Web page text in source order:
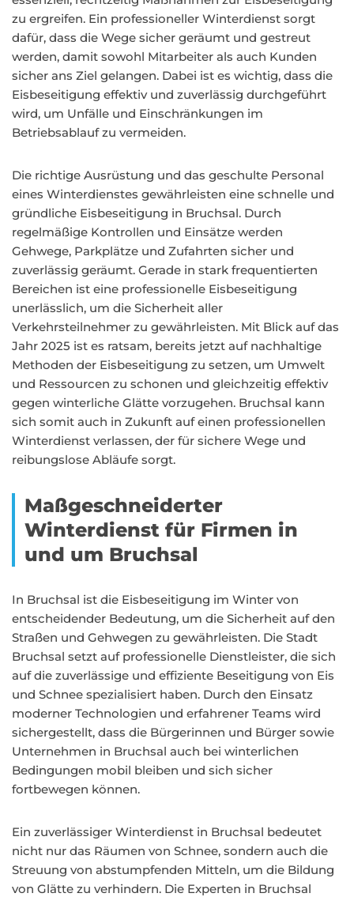
zu ergreifen. Ein professioneller Winterdienst sorgt
dafür, dass die Wege sicher geräumt und gestreut
werden, damit sowohl Mitarbeiter als auch Kunden
sicher ans Ziel gelangen. Dabei ist es wichtig, dass die
Eisbeseitigung effektiv und zuverlässig durchgeführt
wird, um Unfälle und Einschränkungen im
Betriebsablauf zu vermeiden.
Die richtige Ausrüstung und das geschulte Personal
eines Winterdienstes gewährleisten eine schnelle und
gründliche Eisbeseitigung in Bruchsal. Durch
regelmäßige Kontrollen und Einsätze werden
Gehwege, Parkplätze und Zufahrten sicher und
zuverlässig geräumt. Gerade in stark frequentierten
Bereichen ist eine professionelle Eisbeseitigung
unerlässlich, um die Sicherheit aller
Verkehrsteilnehmer zu gewährleisten. Mit Blick auf das
Jahr 2025 ist es ratsam, bereits jetzt auf nachhaltige
Methoden der Eisbeseitigung zu setzen, um Umwelt
und Ressourcen zu schonen und gleichzeitig effektiv
gegen winterliche Glätte vorzugehen. Bruchsal kann
sich somit auch in Zukunft auf einen professionellen
Winterdienst verlassen, der für sichere Wege und
reibungslose Abläufe sorgt.
Maßgeschneiderter
Winterdienst für Firmen in
und um Bruchsal
In Bruchsal ist die Eisbeseitigung im Winter von
entscheidender Bedeutung, um die Sicherheit auf den
Straßen und Gehwegen zu gewährleisten. Die Stadt
Bruchsal setzt auf professionelle Dienstleister, die sich
auf die zuverlässige und effiziente Beseitigung von Eis
und Schnee spezialisiert haben. Durch den Einsatz
moderner Technologien und erfahrener Teams wird
sichergestellt, dass die Bürgerinnen und Bürger sowie
Unternehmen in Bruchsal auch bei winterlichen
Bedingungen mobil bleiben und sich sicher
fortbewegen können.
Ein zuverlässiger Winterdienst in Bruchsal bedeutet
nicht nur das Räumen von Schnee, sondern auch die
Streuung von abstumpfenden Mitteln, um die Bildung
von Glätte zu verhindern. Die Experten in Bruchsal